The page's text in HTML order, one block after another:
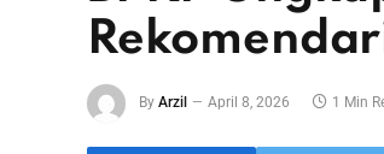
By Arzil April 8, 2026 1 Min